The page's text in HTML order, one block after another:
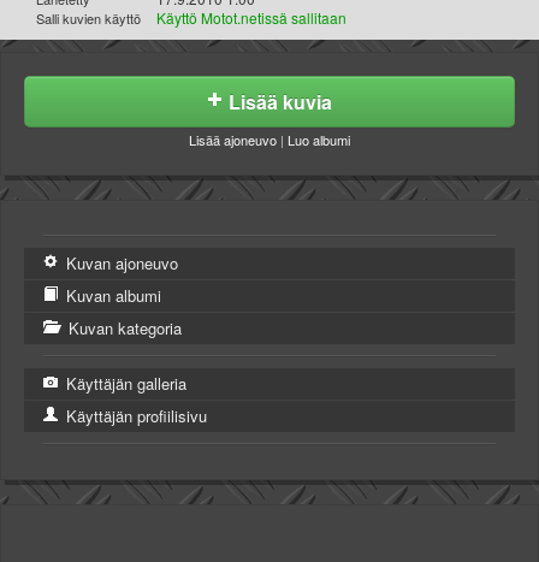
Kevytversio
Salli kuvien käyttö Käyttö Motot.netissä sallitaan
Lisää kuvia
Lisää ajoneuvo | Luo albumi
Kuvan ajoneuvo
Kuvan albumi
Kuvan kategoria
Käyttäjän galleria
Käyttäjän profiilisivu